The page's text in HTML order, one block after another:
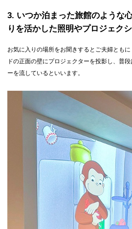
3 いつか泊まった旅館のような
りを活かした照明やプロジェク
お気に入りの場所をお聞きするとご夫婦とも
ドの正面の壁にプロジェクターを投影し、普
ーを流しているといいます。